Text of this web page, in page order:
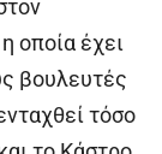
οποία έχει
βουλευτές
τόσο